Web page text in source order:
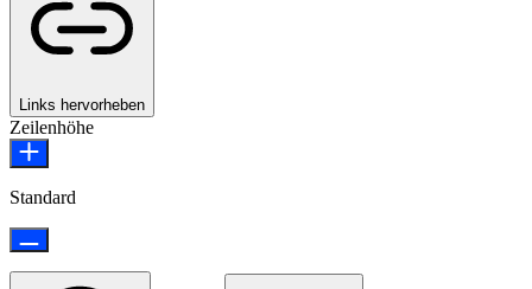
Links hervorheben
Zeilenhöhe
Standard